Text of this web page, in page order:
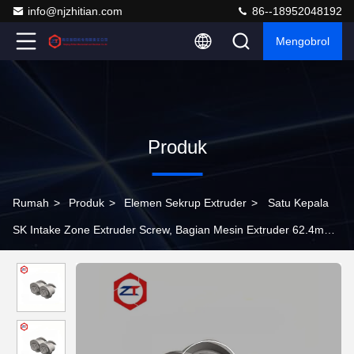
info@njzhitian.com 86--18952048192
Mengobrol
Produk
Rumah > Produk > Elemen Sekrup Extruder > Satu Kepala
SK Intake Zone Extruder Screw, Bagian Mesin Extruder 62.4mm